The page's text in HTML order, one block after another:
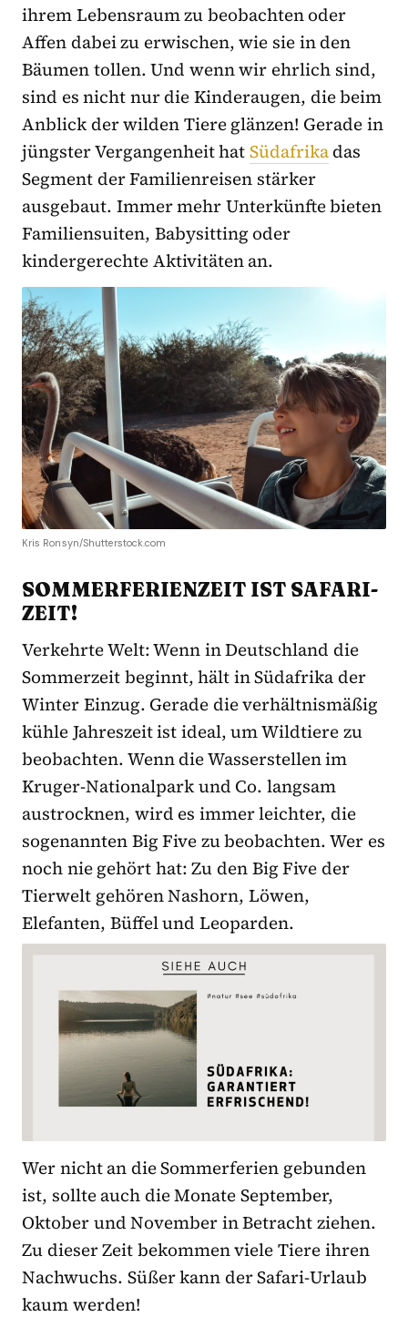
ihrem Lebensraum zu beobachten oder
Affen dabei zu erwischen, wie sie in den
Bäumen tollen. Und wenn wir ehrlich sind,
sind es nicht nur die Kinderaugen, die beim
Anblick der wilden Tiere glänzen! Gerade in
jüngster Vergangenheit hatSüdafrikadas
Segment der Familienreisen stärker
ausgebaut. Immer mehr Unterkünfte bieten
Familiensuiten, Babysitting oder
kindergerechte Aktivitäten an.
Kris Ronsyn/Shutterstock.com
SOMMERFERIENZEIT IST SAFARI-
ZEIT!
Verkehrte Welt: Wenn in Deutschland die
Sommerzeit beginnt, hält in Südafrika der
Winter Einzug. Gerade die verhältnismäßig
kühle Jahreszeit ist ideal, um Wildtiere zu
beobachten. Wenn die Wasserstellen im
Kruger-Nationalpark und Co. langsam
austrocknen, wird es immer leichter, die
sogenannten Big Five zu beobachten. Wer es
noch nie gehört hat: Zu den Big Five der
Tierwelt gehören Nashorn, Löwen,
Elefanten, Büffel und Leoparden.
Wer nicht an die Sommerferien gebunden
ist, sollte auch die Monate September,
Oktober und November in Betracht ziehen.
Zu dieser Zeit bekommen viele Tiere ihren
Nachwuchs. Süßer kann der Safari-Urlaub
kaum werden!